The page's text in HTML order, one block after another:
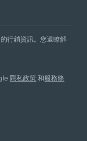
行銷資訊。您還瞭解
隱私政策 和服務條